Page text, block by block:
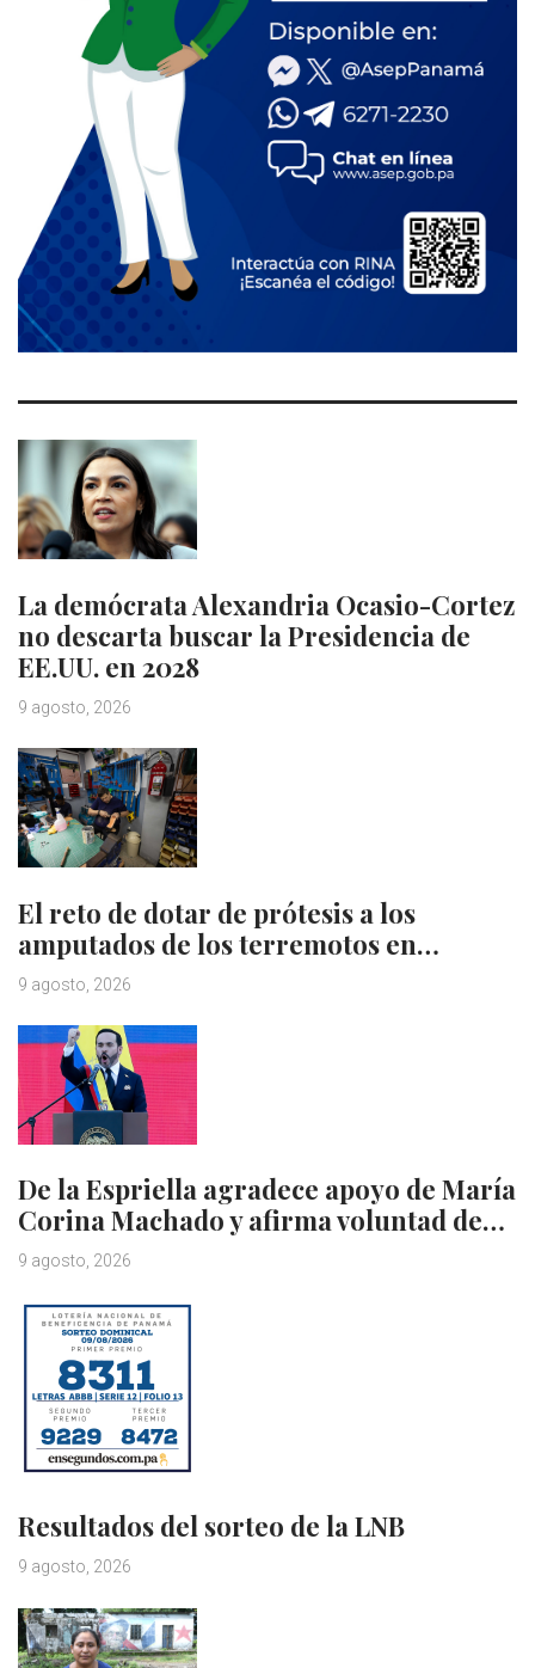
La demócrata Alexandria Ocasio-Cortez
no descarta buscar la Presidencia de
EE.UU. en 2028
9 agosto, 2026
El reto de dotar de prótesis a los
amputados de los terremotos en…
9 agosto, 2026
De la Espriella agradece apoyo de María
Corina Machado y afirma voluntad de…
9 agosto, 2026
Resultados del sorteo de la LNB
9 agosto, 2026